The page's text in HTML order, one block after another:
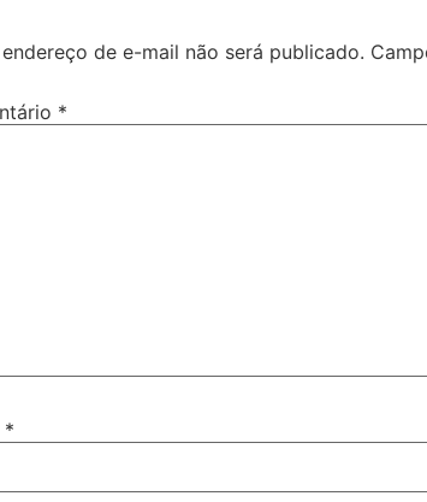
endereço de e-mail não será publicado.
*
*